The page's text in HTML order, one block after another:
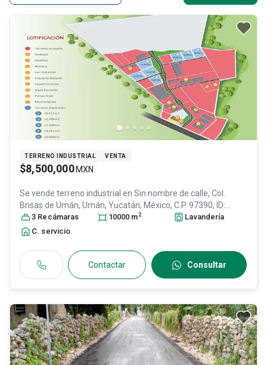
TERRENO INDUSTRIAL VENTA
$8,500,000 MXN
Se vende terreno industrial en Sin nombre de calle, Col.
Brisas de Umán, Umán, Yucatán, México, C.P. 97390, ID:
30796034
3 Recámaras 10000 m2
Lavandería
C. servicio
Contactar Consultar